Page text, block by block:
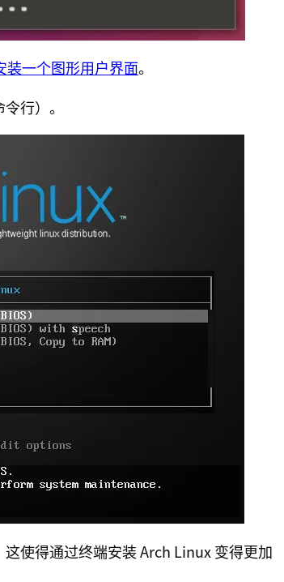
一个图形用户界面。
行）。
这使得通过终端安装 Arch Linux 变得更加